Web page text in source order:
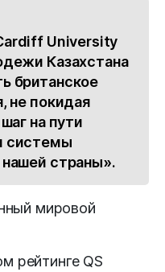
University
Казахстана
британское
не покидая
на пути
системы
страны».
мировой
рейтинге QS